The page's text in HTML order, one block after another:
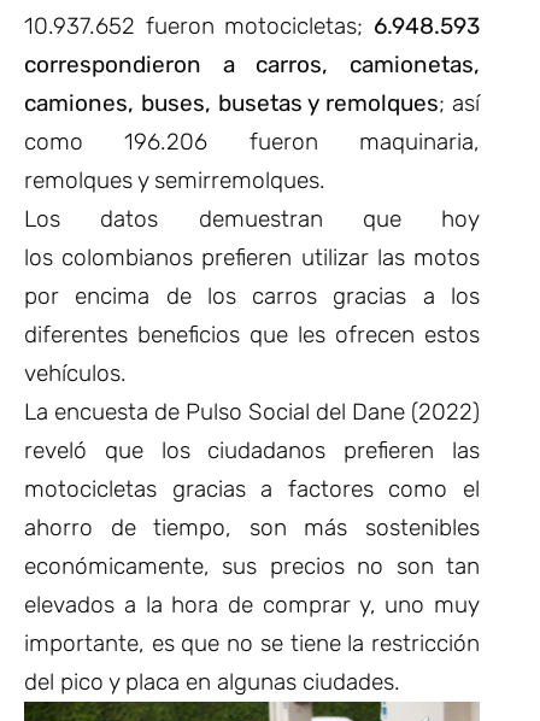
10.937.652 fueron motocicletas; 6.948.593
correspondieron a carros, camionetas,
camiones, buses, busetas y remolques; así
como 196.206 fueron maquinaria,
remolques y semirremolques.
Los datos demuestran que hoy
los colombianos prefieren utilizar las motos
por encima de los carros gracias a los
diferentes beneficios que les ofrecen estos
vehículos.
La encuesta de Pulso Social del Dane (2022)
reveló que los ciudadanos prefieren las
motocicletas gracias a factores como el
ahorro de tiempo, son más sostenibles
económicamente, sus precios no son tan
elevados a la hora de comprar y, uno muy
importante, es que no se tiene la restricción
del pico y placa en algunas ciudades.